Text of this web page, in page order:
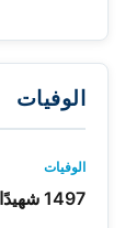
الوفيات
الوفيات
1497 شهيدًا منذ بدء عدوان الاحتلال على لبنان